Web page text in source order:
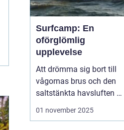
Surfcamp: En
oförglömlig
upplevelse
Att drömma sig bort till
vågornas brus och den
saltstänkta havsluften är
en längtan många
01 november 2025